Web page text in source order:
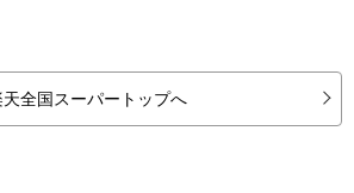
天全国スーパートップへ